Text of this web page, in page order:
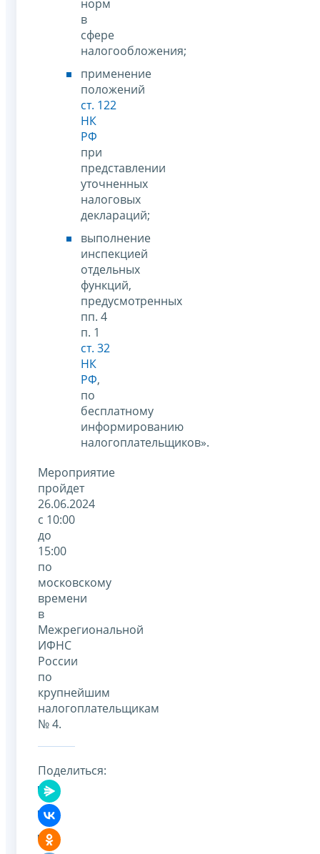
норм
в
сфере
налогообложения;
применение
положений
ст. 122
НК
РФ
при
представлении
уточненных
налоговых
деклараций;
выполнение
инспекцией
отдельных
функций,
предусмотренных
пп. 4
п. 1
ст. 32
НК
РФ,
по
бесплатному
информированию
налогоплательщиков».
Мероприятие
пройдет
26.06.2024
с 10:00
до
15:00
по
московскому
времени
в
Межрегиональной
ИФНС
России
по
крупнейшим
налогоплательщикам
№ 4.
Поделиться: